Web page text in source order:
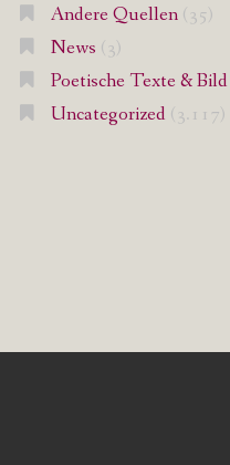
Andere Quellen(35)
News (3)
Poetische Texte & Bild
Uncategorized (3.117)